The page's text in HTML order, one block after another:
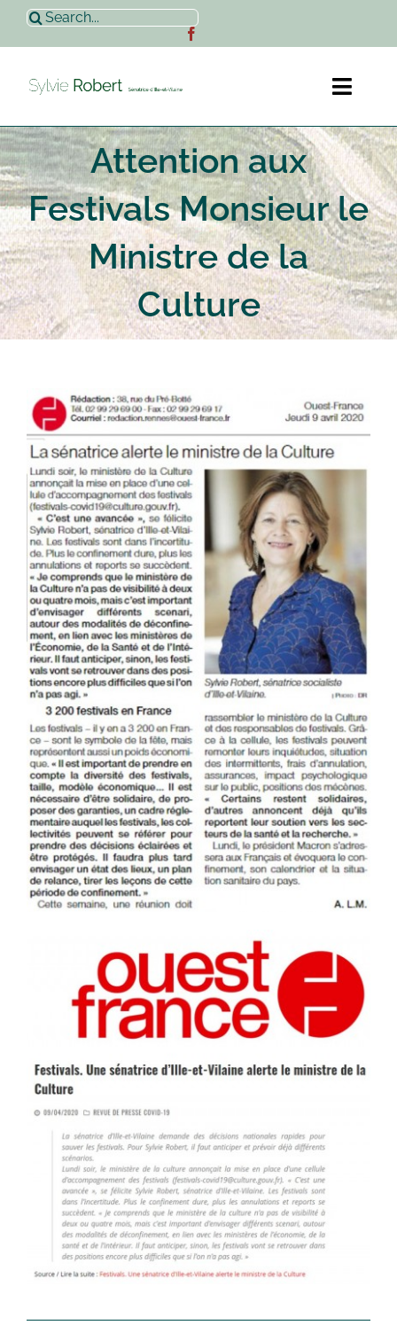
Passer
contenu
Rechercher:
Accueil
Sylvie Robert
Actualités
Contact
Attention aux
Festivals Monsieur le
Ministre de la
Culture